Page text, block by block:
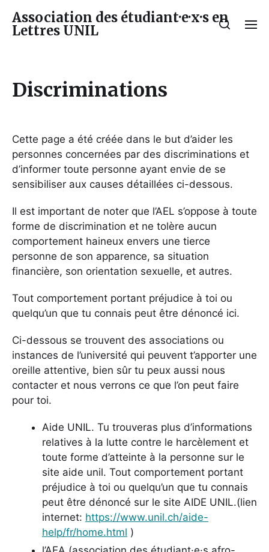
Association des étudiant·e·x·s en
Lettres UNIL
Discriminations
Cette page a été créée dans le but d’aider les
personnes concernées par des discriminations et
d’informer toute personne ayant envie de se
sensibiliser aux causes détaillées ci-dessous.
Il est important de noter que l’AEL s’oppose à toute
forme de discrimination et ne tolère aucun
comportement haineux envers une tierce
personne de son apparence, sa situation
financière, son orientation sexuelle, et autres.
Tout comportement portant préjudice à toi ou
quelqu’un que tu connais peut être dénoncé ici.
Ci-dessous se trouvent des associations ou
instances de l’université qui peuvent t’apporter une
oreille attentive, bien sûr tu peux aussi nous
contacter et nous verrons ce que l’on peut faire
pour toi.
Aide UNIL. Tu trouveras plus d’informations
relatives à la lutte contre le harcèlement et
toute forme d’atteinte à la personne sur le
site aide unil. Tout comportement portant
préjudice à toi ou quelqu’un que tu connais
peut être dénoncé sur le site AIDE UNIL.(lien
internet: https://www.unil.ch/aide-
help/fr/home.html )